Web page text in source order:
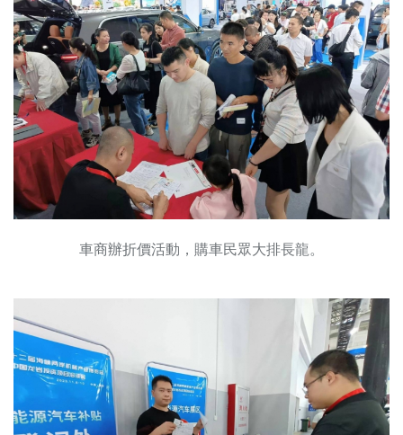
車商辦折價活動，購車民眾大排長龍。